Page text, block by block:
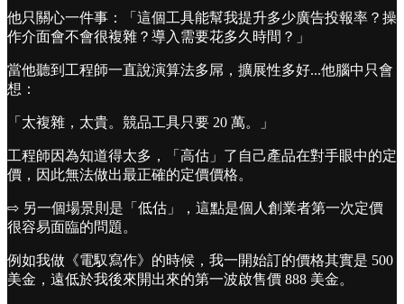
他只關心一件事：「這個工具能幫我提升多少廣告投報率？操
作介面會不會很複雜？導入需要花多久時間？」
當他聽到工程師一直說演算法多屌，擴展性多好...他腦中只會
想：
「太複雜，太貴。競品工具只要 20 萬。」
工程師因為知道得太多，「高估」了自己產品在對手眼中的定
價，因此無法做出最正確的定價價格。
⇨ 另一個場景則是「低估」，這點是個人創業者第一次定價
很容易面臨的問題。
例如我做《電馭寫作》的時候，我一開始訂的價格其實是 500
美金，遠低於我後來開出來的第一波啟售價 888 美金。